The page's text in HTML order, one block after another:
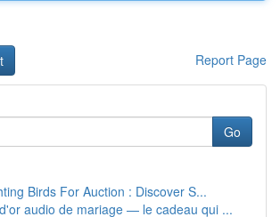
Report Page
Go
Birds For Auction : Discover S...
audio de mariage — le cadeau qui ...